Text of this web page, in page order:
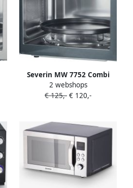
Severin MW 7752 Combi
Magnetron met grill- en
heteluchtfunctie tot 200 °C
Automatische programma's
Zwart Zilver
2 webshops
€ 125,- € 120,-